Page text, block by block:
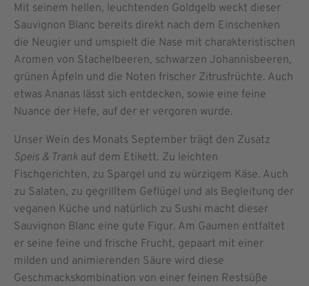
Mit seinem hellen, leuchtenden Goldgelb weckt dieser
Sauvignon Blanc bereits direkt nach dem Einschenken
die Neugier und umspielt die Nase mit charakteristischen
Aromen von Stachelbeeren, schwarzen Johannisbeeren,
grünen Äpfeln und die Noten frischer Zitrusfrüchte. Auch
etwas Ananas lässt sich entdecken, sowie eine feine
Nuance der Hefe, auf der er vergoren wurde.
Unser Wein des Monats September trägt den Zusatz
Speis & Trank auf dem Etikett. Zu leichten
Fischgerichten, zu Spargel und zu würzigem Käse. Auch
zu Salaten, zu gegrilltem Geflügel und als Begleitung der
veganen Küche und natürlich zu Sushi macht dieser
Sauvignon Blanc eine gute Figur. Am Gaumen entfaltet
er seine feine und frische Frucht, gepaart mit einer
milden und animierenden Säure wird diese
Geschmackskombination von einer feinen Restsüße